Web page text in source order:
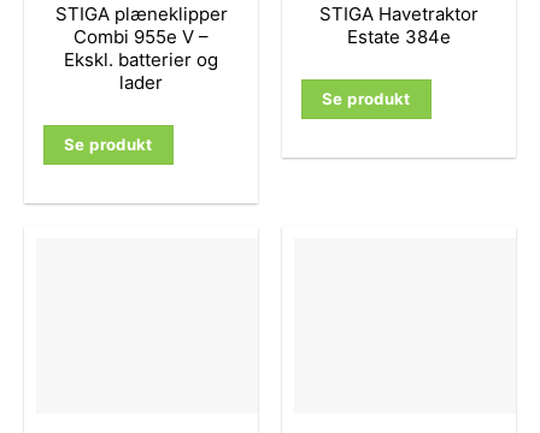
STIGA plæneklipper
Combi 955e V –
Ekskl. batterier og
lader
Se produkt
STIGA Havetraktor
Estate 384e
Se produkt